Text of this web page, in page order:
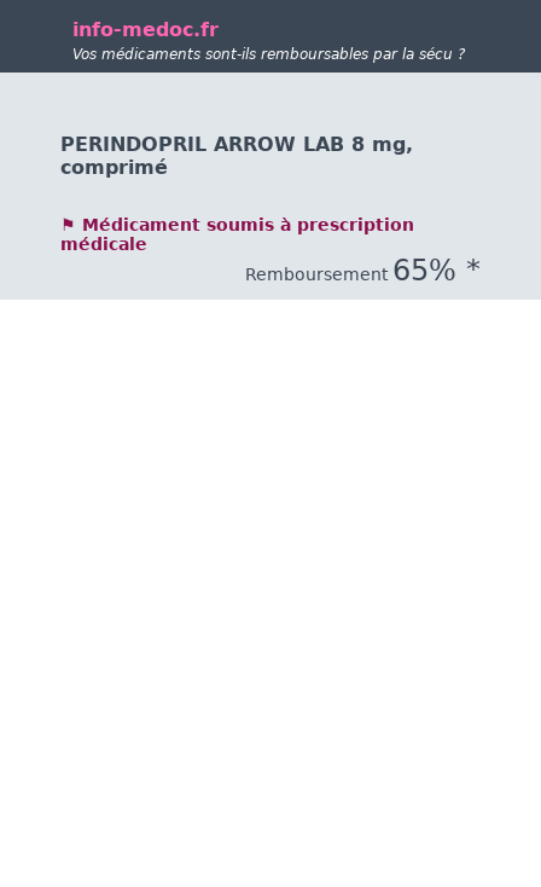
info-medoc.fr
Vos médicaments sont-ils remboursables par la sécu ?
PERINDOPRIL ARROW LAB 8 mg,
comprimé
⚑ Médicament soumis à prescription
médicale
Remboursement 65% *